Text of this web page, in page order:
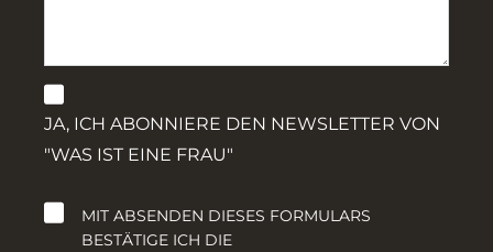
JA, ICH ABONNIERE DEN NEWSLETTER VON
"WAS IST EINE FRAU"
MIT ABSENDEN DIESES FORMULARS
BESTÄTIGE ICH DIE